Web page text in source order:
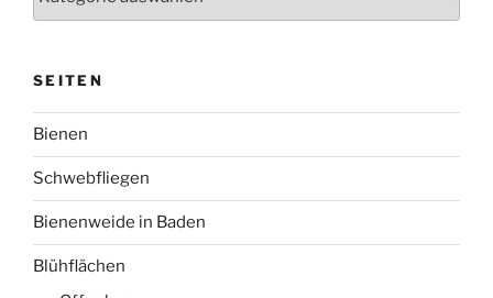
SEITEN
Bienen
Schwebfliegen
Bienenweide in Baden
Blühflächen